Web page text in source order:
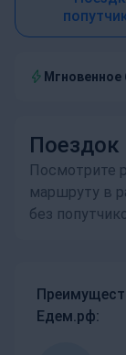
Мгновенное
Поездок
Посмотрите
маршруту в
без
Едем.рф: